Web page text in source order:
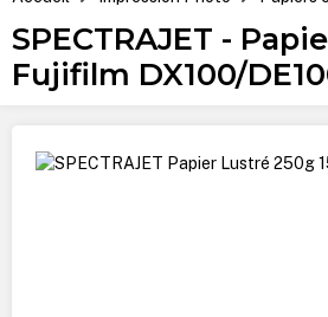
SPECTRAJET -
Fujifilm DX100/
Ignorer la galerie d'images